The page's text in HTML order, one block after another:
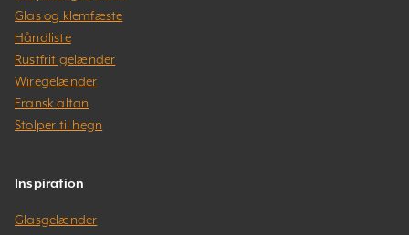
Glas og klemfæste
Håndliste
Rustfrit gelænder
Wiregelænder
Fransk altan
Stolper til hegn
Inspiration
Glasgelænder